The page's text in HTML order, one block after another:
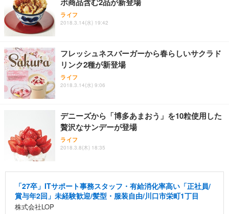
ライフ
2018.3.14(水) 19:42
フレッシュネスバーガーから春らしいサクラド
リンク2種が新登場
ライフ
2018.3.14(水) 9:06
デニーズから「博多あまおう」を10粒使用した
贅沢なサンデーが登場
ライフ
2018.3.8(木) 18:35
「27卒」ITサポート事務スタッフ・有給消化率高い「正社員/
賞与年2回」未経験歓迎/髪型・服装自由/川口市栄町1丁目
株式会社LOP